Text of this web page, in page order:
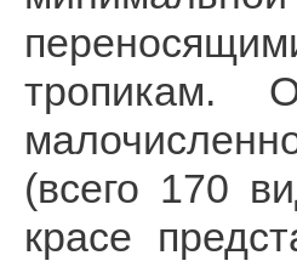
(всего 170
красе